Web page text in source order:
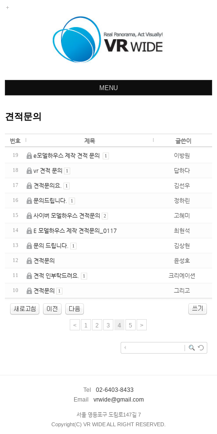
MENU
포트폴리오
견적문의
오시는길
공지사항
견적문의
번호 제목 글쓴이
19 e모델하우스 제작 견적 문의 1 이방원
18 vr 견적 문의 1 답하다
17 견적문의요. 1 김선우
16 문의드립니다. 1 정하린
15 사이버 모델하우스 견적문의 2 고혜미
14 E 모델하우스 제작 견적문의_0117 최현석
13 문의 드립니다. 1 김상현
12 견적문의 윤성호
11 견적 인부탁드려요. 1 크리에이션
10 견적문의 1 그리고
< 1 2 3 4 5 >
Tel
02-6403-8433
Email
vrwide@gmail.com
서울 영등포구 도림로147길 7
Copyright(C) VR WIDE ALL RIGHT RESERVED.